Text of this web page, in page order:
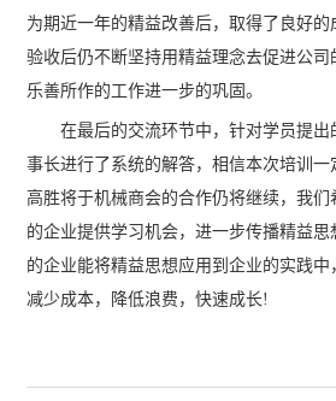
为期近一年的精益改善后，取得了良好
验收后仍不断坚持用精益理念去促进公
乐善所作的工作进一步的巩固。
在最后的交流环节中，针对学员提出
事长进行了系统的解答，相信本次培训一
高胜将于机械商会的合作仍将继续，我们
的企业提供学习机会，进一步传播精益
的企业能将精益思想应用到企业的实践
减少成本，降低浪费，快速成长!